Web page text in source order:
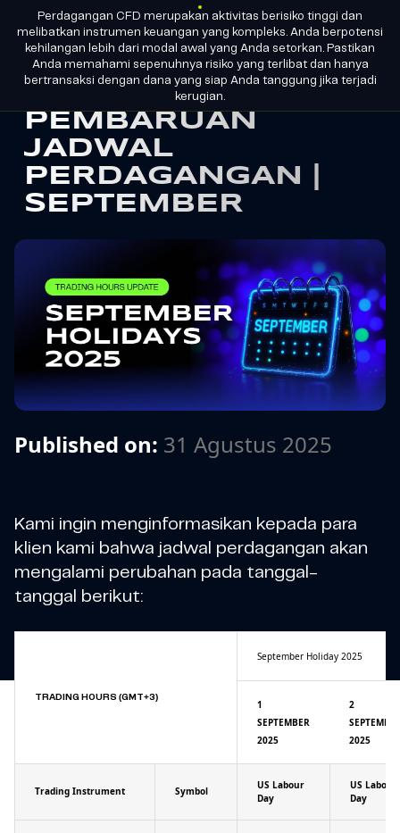
LISENSI GRUP
ID
MENJADI
PARTNER
Perdagangan CFD merupakan aktivitas berisiko tinggi dan
melibatkan instrumen keuangan yang kompleks. Anda berpotensi
kehilangan lebih dari modal awal yang Anda setorkan. Pastikan
Anda memahami sepenuhnya risiko yang terlibat dan hanya
bertransaksi dengan dana yang siap Anda tanggung jika terjadi
kerugian.
M4Markets
-
CFD
Trading
Regulated
PEMBARUAN
JADWAL
PERDAGANGAN |
SEPTEMBER
Published on: 31 Agustus 2025
Kami ingin menginformasikan kepada para
klien kami bahwa jadwal perdagangan akan
mengalami perubahan pada tanggal-
tanggal berikut:
TRADING HOURS (GMT+3)
September Holiday 2025
1
SEPTEMBER
2025
2
2025
Trading Instrument Symbol
US Labour
Day
US Labour
Day